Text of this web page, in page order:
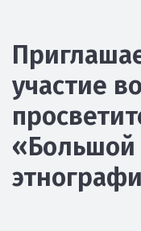
участие
«Большой